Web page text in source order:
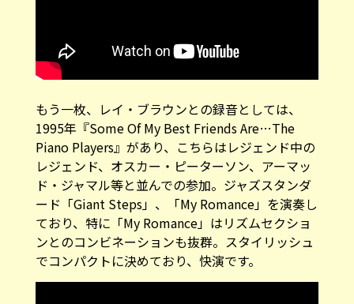
もう一枚、レイ・ブラウンとの録音としては、
1995年『Some Of My Best Friends Are…The
Piano Players』があり、こちらはレジェンド中の
レジェンド、オスカー・ピーターソン、アーマッ
ド・ジャマル等と並んでの参加。ジャズスタンダ
ード「Giant Steps」、「My Romance」を演奏し
ており、特に「My Romance」はリズムセクショ
ンとのコンビネーションも抜群。スタイリッシュ
でコンパクトに決めており、快演です。